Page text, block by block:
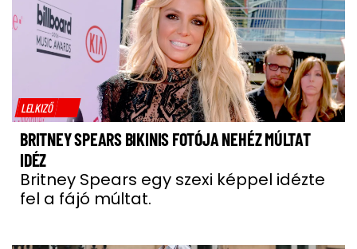
LELKIZŐ
BRITNEY SPEARS BIKINIS FOTÓJA NEHÉZ MÚLTAT
IDÉZ
Britney Spears egy szexi képpel idézte
fel a fájó múltat.